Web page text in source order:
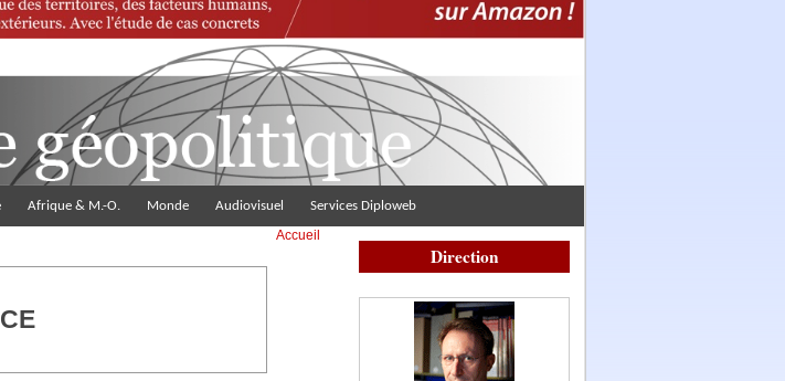
Afrique & M.-O. Monde Audiovisuel Services Diploweb
Accueil
Direction